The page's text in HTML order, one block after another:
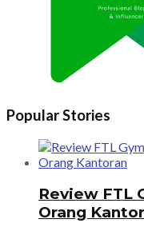
Popular Stories
Review FTL
Orang